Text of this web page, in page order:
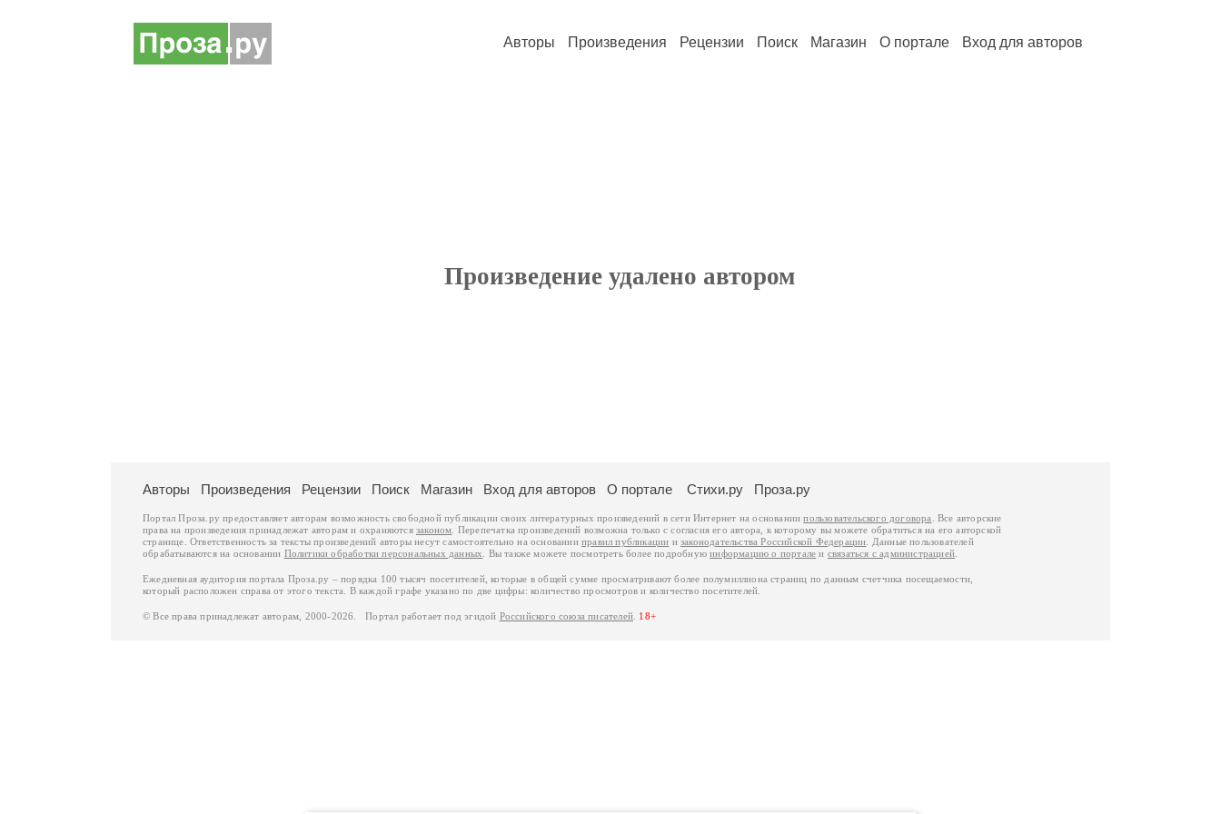
Авторы Произведения Рецензии Поиск Магазин О портале Вход для авторов
Произведение удалено автором
Авторы Произведения Рецензии Поиск Магазин Вход для авторов О портале Стихи.ру Проза.ру
Портал Проза.ру предоставляет авторам возможность свободной публикации своих литературных произведений в сети Интернет на основаниипользовательского договора
. Все авторские
права на произведения принадлежат авторам и охраняются законом . Перепечатка произведений возможна только с согласия его автора, к которому вы можете обратиться на его авторской
странице. Ответственность за тексты произведений авторы несут самостоятельно на основанииправил публикации изаконодательства Российской Федерации . Данные пользователей
обрабатываются на основании Политики обработки персональных данных . Вы также можете посмотреть более подробнуюинформацию о портале и связаться с администрацией
Ежедневная аудитория портала Проза.ру – порядка 100 тысяч посетителей, которые в общей сумме просматривают более полумиллиона страниц по данным счетчика посещаемости,
который расположен справа от этого текста. В каждой графе указано по две цифры: количество просмотров и количество посетителей.
© Все права принадлежат авторам, 2000-2026. Портал работает под эгидой Российского союза писателей 18+